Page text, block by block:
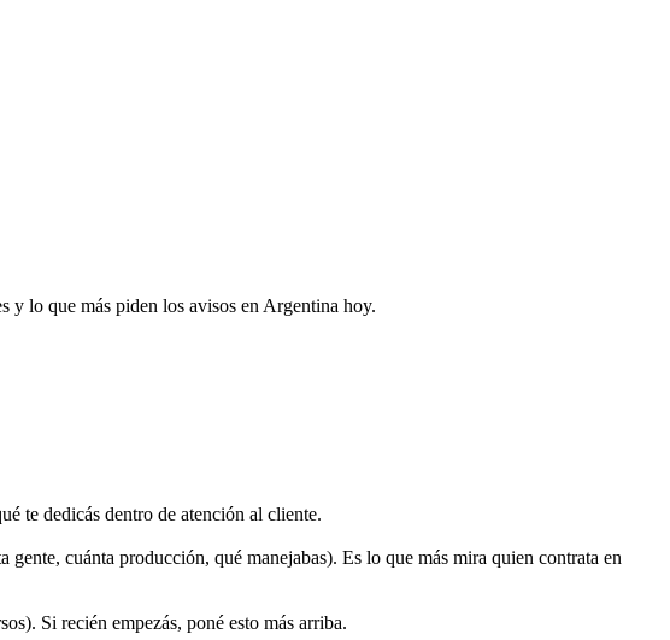
y lo que más piden los avisos en Argentina hoy.
te dedicás dentro de atención al cliente.
gente, cuánta producción, qué manejabas). Es lo que más mira quien contrata en
Si recién empezás, poné esto más arriba.